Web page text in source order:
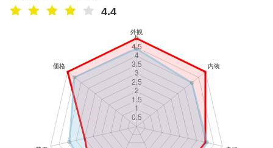
4.4